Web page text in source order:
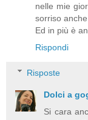
nelle mie
sorriso
Ed in più è
Rispondi
Risposte
Dolci a
Si cara